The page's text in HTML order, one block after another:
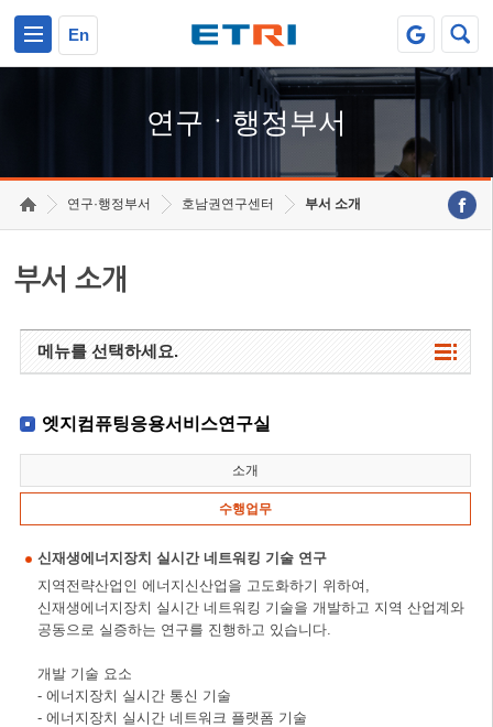
En
연구ㆍ행정부서
연구·행정부서 호남권연구센터 부서 소개
부서 소개
메뉴를 선택하세요.
엣지컴퓨팅응용서비스연구실
소개
수행업무
신재생에너지장치 실시간 네트워킹 기술 연구
지역전략산업인 에너지신산업을 고도화하기 위하여,
신재생에너지장치 실시간 네트워킹 기술을 개발하고 지역 산업계와
공동으로 실증하는 연구를 진행하고 있습니다.
개발 기술 요소
- 에너지장치 실시간 통신 기술
- 에너지장치 실시간 네트워크 플랫폼 기술